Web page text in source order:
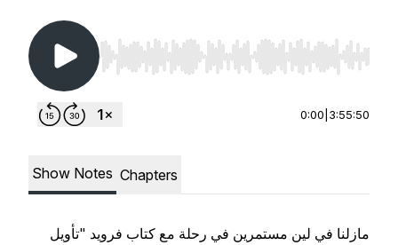
Use Left/Right to seek, Home/End to jump to
0:00 3:55:50
Show Notes Chapters
مازلنا في لين مستمرين في رحلة مع كتاب فرويد "تأويل